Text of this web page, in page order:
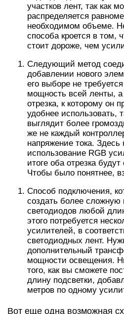
участков лент, так как
распределяется
необходимом объеме.
способа кроется в том,
стоит дороже, чем
Следующий метод
добавлении нового
его выборе не
мощность всей ленты, а
отрезка, к которому он
удобнее использовать,
выглядит более
же не каждый
напряжение тока.
использование RGB
итоге оба отрезка
Чтобы было понятнее,
Способ подключения,
создать более сложную
светодиодов любой
этого потребуется
усилителей, в
светодиодных лент.
дополнительный
мощности освещения.
того, как вы сможете
длину подсветки,
метров по одному
Вот еще одна возможная